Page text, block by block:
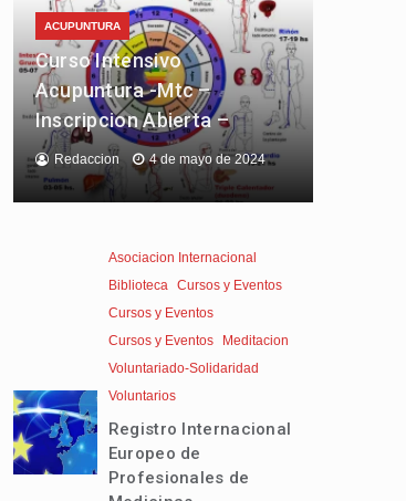
ACUPUNTURA
Curso Intensivo
Acupuntura -Mtc –
Inscripcion Abierta –
Redaccion 4 de mayo de 2024
Asociacion Internacional
Biblioteca Cursos y Eventos
Cursos y Eventos
Cursos y Eventos
Meditacion
Voluntariado-Solidaridad
Voluntarios
Registro Internacional
Europeo de
Profesionales de